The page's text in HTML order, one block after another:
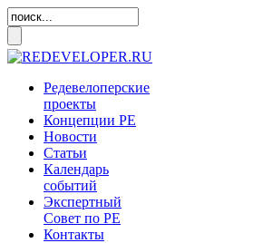
Редевелоперские
проекты
Концепции РЕ
Новости
Статьи
Календарь
событий
Экспертный
Совет по РЕ
Контакты